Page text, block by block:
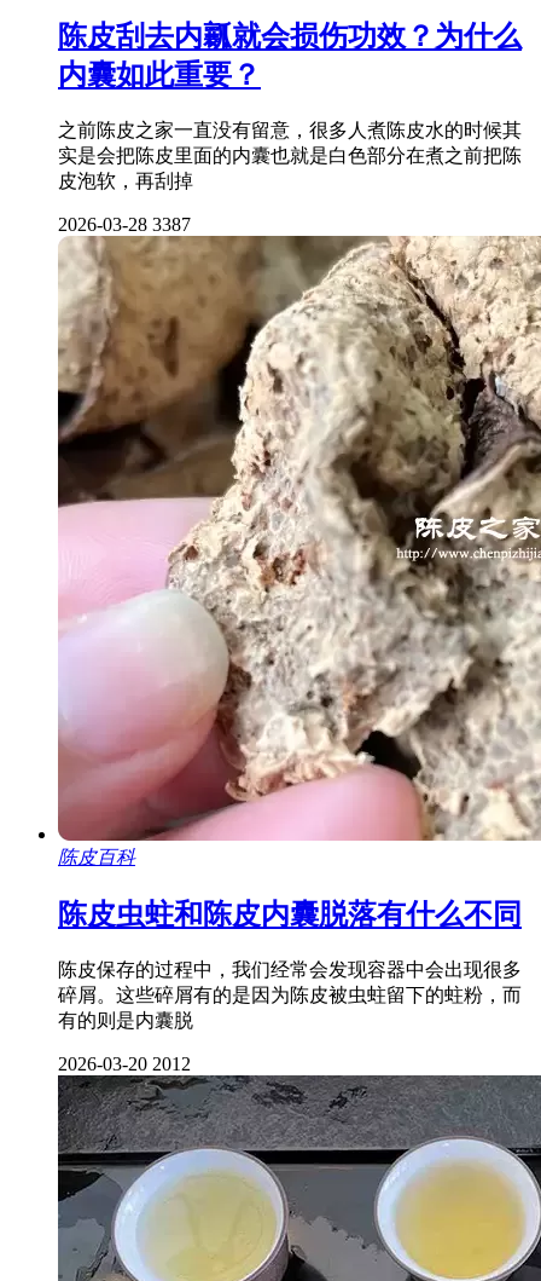
陈皮刮去内瓤就会损伤功效？为什么
内囊如此重要？
之前陈皮之家一直没有留意，很多人煮陈皮水的时候其
实是会把陈皮里面的内囊也就是白色部分在煮之前把陈
皮泡软，再刮掉
2026-03-28 3387
陈皮百科
陈皮虫蛀和陈皮内囊脱落有什么不同
陈皮保存的过程中，我们经常会发现容器中会出现很多
碎屑。这些碎屑有的是因为陈皮被虫蛀留下的蛀粉，而
有的则是内囊脱
2026-03-20 2012